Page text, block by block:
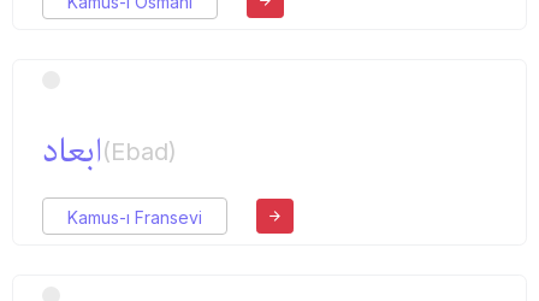
ابعاد(Ebad)
Kamus-ı Fransevi